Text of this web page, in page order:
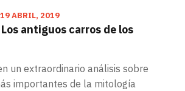
19 ABRIL, 2019
antiguos carros de los
un extraordinario análisis sobre
importantes de la mitología